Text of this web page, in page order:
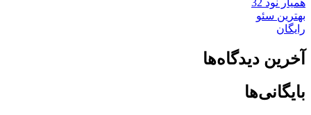
همیار نود 32
بهترین سئو
رایگان
آخرین دیدگاه‌ها
بایگانی‌ها